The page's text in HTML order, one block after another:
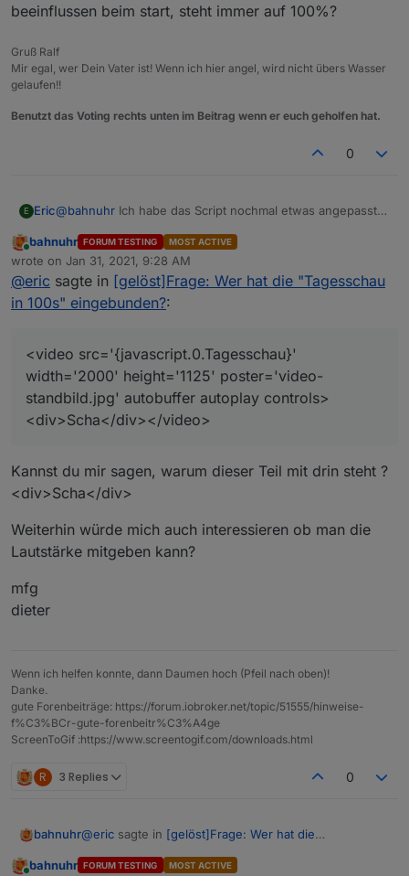
beeinflussen beim start, steht immer auf 100%?
Gruß Ralf
Mir egal, wer Dein Vater ist! Wenn ich hier angel, wird nicht übers Wasser
gelaufen!!
Benutzt das Voting rechts unten im Beitrag wenn er euch geholfen hat.
0
E Eric@bahnuhr Ich habe das Script nochmal etwas angepasst
das Video als mp4 heraus. Dann klappt es auch mit dem
Autoplay besser.
/* VIS Tagesschau_Link
parsed die Seite https://www.tagesschau.de/
erstellt: 02.03.2016 von pix
15.03.2016 zu Javascript Instanz 1 gewechselt
var logging = true;
var instanz = 'javascript.0.';
createState('javascript.0.Tagesschau','', {
    desc: 'geparster Link aus tagesschau.de',
});
var link = 'http://www.tagesschau.de/
//var link = 'http://www.google.de';
var film_url;
    var optin = true;
    var request = require('request');
Zum Anzeigen nimmst Du wieder das HTML Widget und
schreibt dort folgendes rein:
<video src='{javascript.0.Tagesschau}' width='2000'
autoplay controls><div>Scha</div></video>
Online
bahnuhr FORUM TESTING MOST ACTIVE
wrote on Jan 31, 2021, 9:28 AM
last edited by
@eric sagte in [gelöst]Frage: Wer hat die "Tagesschau
in 100s" eingebunden?:
<video src='{javascript.0.Tagesschau}'
width='2000' height='1125' poster='video-
standbild.jpg' autobuffer autoplay controls>
<div>Scha</div></video>
Kannst du mir sagen, warum dieser Teil mit drin steht ?
<div>Scha</div>
Weiterhin würde mich auch interessieren ob man die
Lautstärke mitgeben kann?
mfg
dieter
Wenn ich helfen konnte, dann Daumen hoch (Pfeil nach oben)!
Danke.
gute Forenbeiträge: https://forum.iobroker.net/topic/51555/hinweise-
f%C3%BCr-gute-forenbeitr%C3%A4ge
ScreenToGif :https://www.screentogif.com/downloads.html
R 3 Replies 0
bahnuhr@eric sagte in [gelöst]Frage: Wer hat die
bahnuhr FORUM TESTING MOST ACTIVE